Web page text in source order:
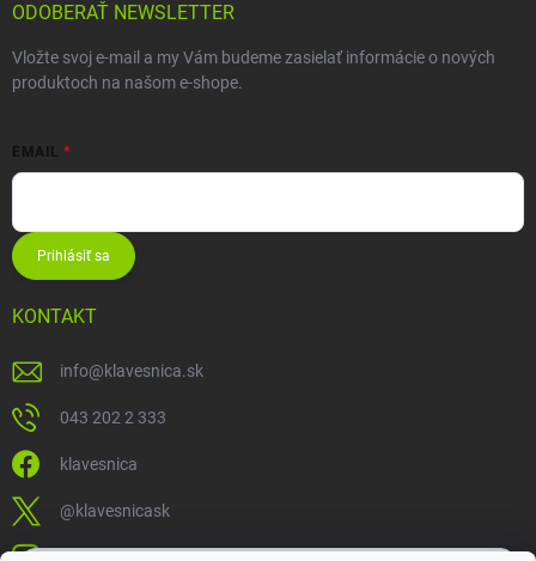
ODOBERAŤ NEWSLETTER
Vložte svoj e-mail a my Vám budeme zasielať informácie o nových
produktoch na našom e-shope.
EMAIL
Prihlásiť sa
KONTAKT
info@klavesnica.sk
043 202 2 333
klavesnica
@klavesnicask